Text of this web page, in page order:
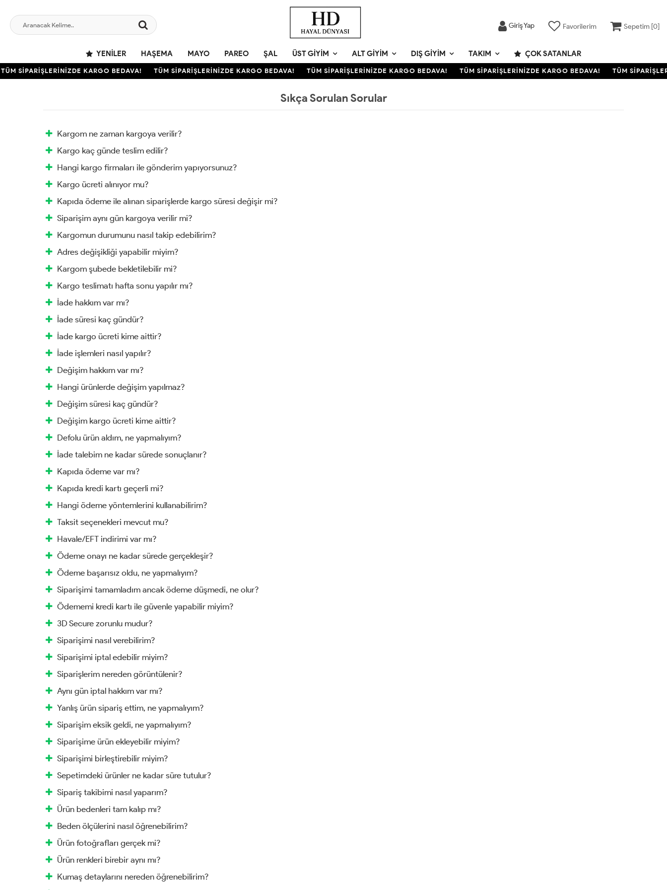
Giriş Yap Favorilerim Sepetim [0]
YENILER HAŞEMA MAYO PAREO ŞAL ÜST GIYIM ALT GIYIM DIŞ GIYIM TAKIM ÇOK SATANLAR
SİPARİŞLERİNİZDE KARGO BEDAVA! TÜM SİPARİŞLERİNİZDE KARGO BEDAVA! TÜM SİPARİŞLERİNİZDE KARGO BEDAVA! TÜM SİPARİŞLERİNİZDE KARGO BEDAVA! TÜM
Sıkça Sorulan Sorular
Kargom ne zaman kargoya verilir?
Kargo kaç günde teslim edilir?
Hangi kargo firmaları ile gönderim yapıyorsunuz?
Kargo ücreti alınıyor mu?
Kapıda ödeme ile alınan siparişlerde kargo süresi değişir mi?
Siparişim aynı gün kargoya verilir mi?
Kargomun durumunu nasıl takip edebilirim?
Adres değişikliği yapabilir miyim?
Kargom şubede bekletilebilir mi?
Kargo teslimatı hafta sonu yapılır mı?
İade hakkım var mı?
İade süresi kaç gündür?
İade kargo ücreti kime aittir?
İade işlemleri nasıl yapılır?
Değişim hakkım var mı?
Hangi ürünlerde değişim yapılmaz?
Değişim süresi kaç gündür?
Değişim kargo ücreti kime aittir?
Defolu ürün aldım, ne yapmalıyım?
İade talebim ne kadar sürede sonuçlanır?
Kapıda ödeme var mı?
Kapıda kredi kartı geçerli mi?
Hangi ödeme yöntemlerini kullanabilirim?
Taksit seçenekleri mevcut mu?
Havale/EFT indirimi var mı?
Ödeme onayı ne kadar sürede gerçekleşir?
Ödeme başarısız oldu, ne yapmalıyım?
Siparişimi tamamladım ancak ödeme düşmedi, ne olur?
Ödememi kredi kartı ile güvenle yapabilir miyim?
3D Secure zorunlu mudur?
Siparişimi nasıl verebilirim?
Siparişimi iptal edebilir miyim?
Siparişlerim nereden görüntülenir?
Aynı gün iptal hakkım var mı?
Yanlış ürün sipariş ettim, ne yapmalıyım?
Siparişim eksik geldi, ne yapmalıyım?
Siparişime ürün ekleyebilir miyim?
Siparişimi birleştirebilir miyim?
Sepetimdeki ürünler ne kadar süre tutulur?
Sipariş takibimi nasıl yaparım?
Ürün bedenleri tam kalıp mı?
Beden ölçülerini nasıl öğrenebilirim?
Ürün fotoğrafları gerçek mi?
Ürün renkleri birebir aynı mı?
Kumaş detaylarını nereden öğrenebilirim?